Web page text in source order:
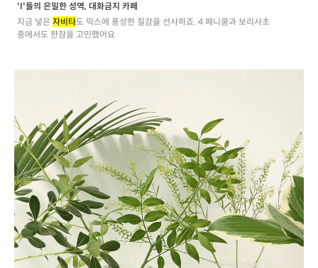
'I'들의 은밀한 성역, 대화금지 카페
지금 넣은 자비타도 믹스에 풍성한 질감을 선사하죠. 4 페니쿰과 보리사초
중에서도 한참을 고민했어요